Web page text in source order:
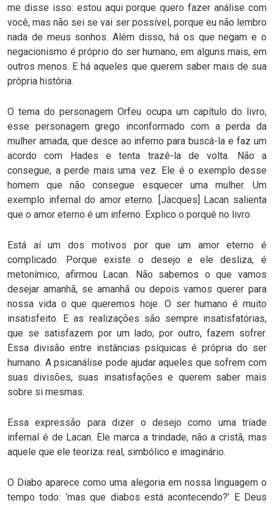
me disse isso: estou aqui porque quero fazer análise com
você, mas não sei se vai ser possível, porque eu não lembro
nada de meus sonhos. Além disso, há os que negam e o
negacionismo é próprio do ser humano, em alguns mais, em
outros menos. E há aqueles que querem saber mais de sua
própria história.
O tema do personagem Orfeu ocupa um capítulo do livro,
esse personagem grego inconformado com a perda da
mulher amada, que desce ao inferno para buscá-la e faz um
acordo com Hades e tenta trazê-la de volta. Não a
consegue, a perde mais uma vez. Ele é o exemplo desse
homem que não consegue esquecer uma mulher. Um
exemplo infernal do amor eterno. [Jacques] Lacan salienta
que o amor eterno é um inferno. Explico o porquê no livro.
Está aí um dos motivos por que um amor eterno é
complicado. Porque existe o desejo e ele desliza, é
metonímico, afirmou Lacan. Não sabemos o que vamos
desejar amanhã, se amanhã ou depois vamos querer para
nossa vida o que queremos hoje. O ser humano é muito
insatisfeito. E as realizações são sempre insatisfatórias,
que se satisfazem por um lado; por outro, fazem sofrer.
Essa divisão entre instâncias psíquicas é própria do ser
humano. A psicanálise pode ajudar aqueles que sofrem com
suas divisões, suas insatisfações e querem saber mais
sobre si mesmas.
Essa expressão para dizer o desejo como uma tríade
infernal é de Lacan. Ele marca a trindade, não a cristã, mas
aquele que ele teoriza: real, simbólico e imaginário.
O Diabo aparece como uma alegoria em nossa linguagem o
tempo todo: ‘mas que diabos está acontecendo?’ E Deus